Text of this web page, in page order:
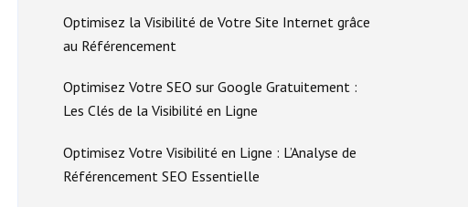
Optimisez la Visibilité de Votre Site Internet grâce
au Référencement
Optimisez Votre SEO sur Google Gratuitement :
Les Clés de la Visibilité en Ligne
Optimisez Votre Visibilité en Ligne : L’Analyse de
Référencement SEO Essentielle